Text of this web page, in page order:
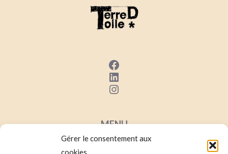
Gérer le consentement aux
cookies
Facebook
LinkedIn
Instagram
MENU
Mentions Légales